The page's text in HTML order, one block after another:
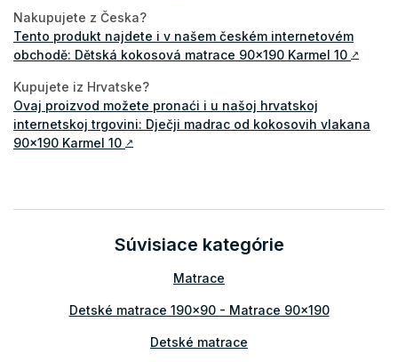
Nakupujete z Česka?
Tento produkt najdete i v našem českém internetovém
obchodě: Dětská kokosová matrace 90x190 Karmel 10 ↗
Kupujete iz Hrvatske?
Ovaj proizvod možete pronaći i u našoj hrvatskoj
internetskoj trgovini: Dječji madrac od kokosovih vlakana
90x190 Karmel 10 ↗
Súvisiace kategórie
Matrace
Detské matrace 190x90 - Matrace 90x190
Detské matrace